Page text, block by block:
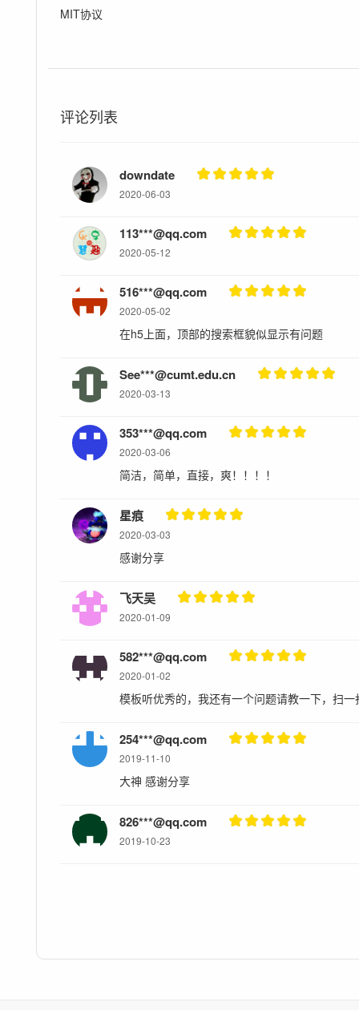
MIT协议
评论列表
downdate
2020-06-03
113***@qq.com
2020-05-12
516***@qq.com
2020-05-02
在h5上面，顶部的搜索框貌似显示有问题
See***@cumt.edu.cn
2020-03-13
353***@qq.com
2020-03-06
简洁，简单，直接，爽！！！！
星痕
2020-03-03
感谢分享
飞天吴
2020-01-09
582***@qq.com
2020-01-02
模板听优秀的，我还有一个问题请教一下，扫
254***@qq.com
2019-11-10
大神 感谢分享
826***@qq.com
2019-10-23